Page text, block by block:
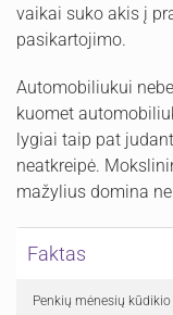
vaikai suko akis į
pasikartojimo.
Automobiliukui
kuomet
lygiai taip pat
neatkreipė.
mažylius domina
Faktas
Penkių mėnesių